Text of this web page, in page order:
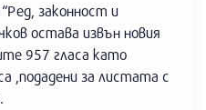
законност и
остава извън новия
957 гласа като
,подадени за листата с